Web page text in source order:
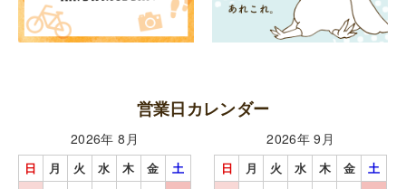
営業日カレンダー
2026年 8月
日 月 火 水 木 金 土
2026年 9月
日 月 火 水 木 金 土